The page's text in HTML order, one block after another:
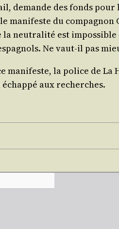
demande des fonds pour
mani­feste du com­pa­gnon
neu­tra­li­té est
Ne vaut-il pas
mani­feste, la police de La
aux recherches.